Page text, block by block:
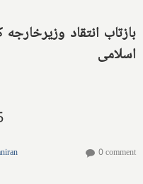
بازتاب انتقاد
اسلامی
0 comment